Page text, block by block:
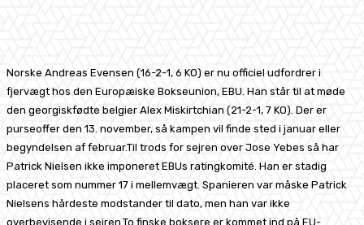
Norske Andreas Evensen (16-2-1, 6 KO) er nu officiel udfordrer i
fjervægt hos den Europæiske Bokseunion, EBU. Han står til at møde
den georgiskfødte belgier Alex Miskirtchian (21-2-1, 7 KO). Der er
purseoffer den 13. november, så kampen vil finde sted i januar eller
begyndelsen af februar.Til trods for sejren over Jose Yebes så har
Patrick Nielsen ikke imponeret EBUs ratingkomité. Han er stadig
placeret som nummer 17 i mellemvægt. Spanieren var måske Patrick
Nielsens hårdeste modstander til dato, men han var ikke
overbevisende i sejren.To finske boksere er kommet ind på EU-